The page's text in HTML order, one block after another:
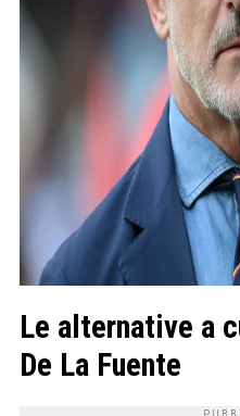
Le alternative a
De La Fuente